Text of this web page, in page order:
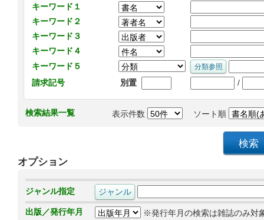
キーワード１
キーワード２
キーワード３
キーワード４
キーワード５
請求記号
別置 /
検索結果一覧 表示件数 ソート順
オプション
ジャンル指定
出版／発行年月
※発行年月の検索は雑誌のみ対